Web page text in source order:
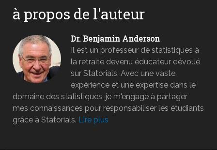
à propos de l'auteur
Dr. Benjamin Anderson
Il est un professeur de statistiques à
la retraite devenu éducateur dévoué
sur Statorials. Avec une vaste
expérience et une expertise dans le
domaine des statistiques, je m'engage à partager
mes connaissances pour responsabiliser les étudiants
grâce à Statorials. Lire plus